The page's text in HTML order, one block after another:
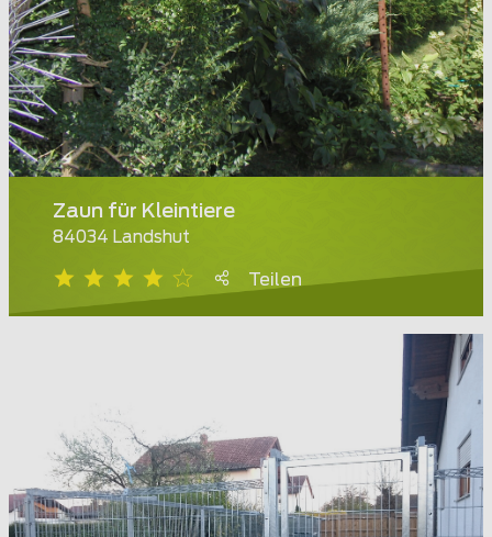
Zaun für Kleintiere
84034 Landshut
Teilen